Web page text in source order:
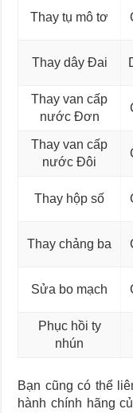
Thay tụ mô tơ
Thay dây Đai
Thay van cấp
nước Đơn
Thay van cấp
nước Đôi
Thay hộp số
Thay chảng ba
Sửa bo mạch
Phục hồi ty
nhún
Bạn cũng có thể
hành chính hãng